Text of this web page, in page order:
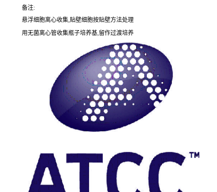
备注:
悬浮细胞离心收集,贴壁细胞按贴壁方法处理
用无菌离心管收集瓶子培养基,留作过渡培养